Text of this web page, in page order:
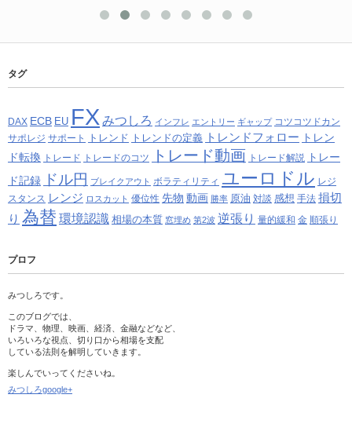
タグ
DAX ECB EU FX みつしろ インフレ エントリー ギャップ コツコツドカン
サポレジ サポート トレンド トレンドの定義 トレンドフォロー トレン
ド転換 トレード トレードのコツ トレード動画 トレード解説
トレー
ド記録 ドル円 ブレイクアウト ボラティリティ ユーロドル レジ
スタンス レンジ ロスカット 優位性 先物 動画 勝率 原油 対談 感想 手法 損切
り 為替 環境認識 相場の本質 窓埋め 第2波 逆張り 量的緩和 金 順張り
プロフ
みつしろです。
このブログでは、
ドラマ、物理、映画、経済、金融などなど、
いろいろな視点、切り口から相場を支配
している法則を解明していきます。
楽しんでいってくださいね。
みつしろgoogle+